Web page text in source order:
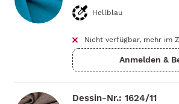
Hellblau
Nicht verfügbar, mehr im
Dessin-Nr.: 1624/11